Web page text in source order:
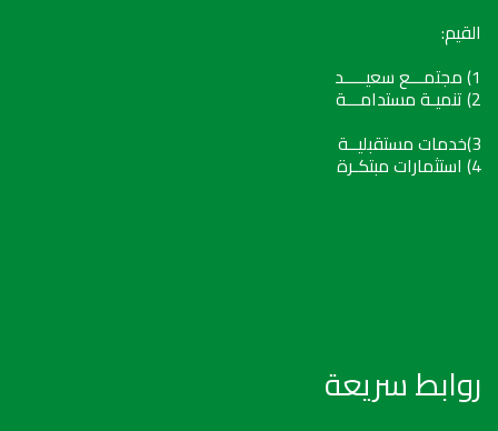
القيم:
1) مجتمـــع سعيـــــد
2) تنميـة مستدامـــة
3)خدمات مستقبليــة
4) استثمارات مبتكـرة
روابط سريعة